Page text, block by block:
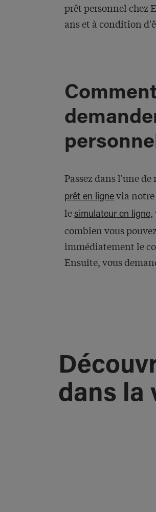
prêt personnel chez
ans et à condition
Passez dans l'une de
prêt en ligne via
le simulateur en ligne,
combien vous
immédiatement le
Ensuite, vous
dans la